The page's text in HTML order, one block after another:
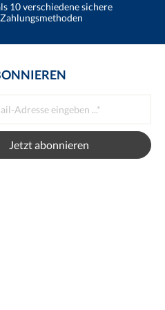
10 verschiedene sichere
Zahlungsmethoden
Jetzt abonnieren